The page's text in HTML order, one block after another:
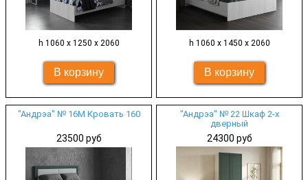
h 1060 х 1250 х 2060 h 1060 х 1450 х 2060
"Андрэа" № 16М Кровать 160
23500 руб
"Андрэа" № 22 Шкаф 2-х
дверный
24300 руб